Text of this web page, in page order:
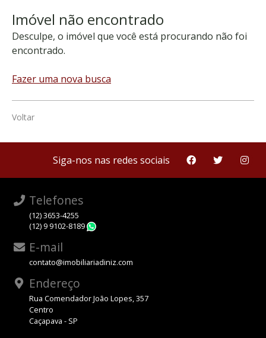
Imóvel não encontrado
Desculpe, o imóvel que você está procurando não foi
encontrado.
Fazer uma nova busca
Voltar
Siga-nos nas redes sociais
Telefones
(12) 3653-4255
(12) 9 9102-8189
E-mail
contato@imobiliariadiniz.com
Endereço
Rua Comendador João Lopes, 357
Centro
Caçapava - SP